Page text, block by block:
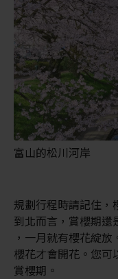
富山的松川河岸
規劃行程時請記住，
到北而言，賞櫻期還
，一月就有櫻花綻放
櫻花才會開花。您可
賞櫻期。